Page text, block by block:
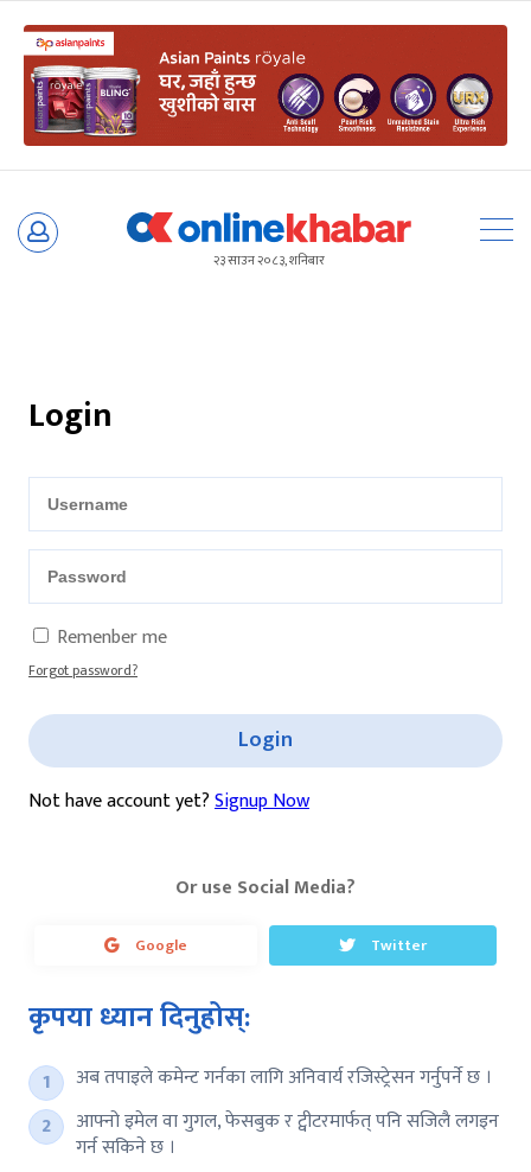
Skip
२३ साउन २०८३, शनिबार
Login
Remenber me
Forgot password?
Login
Not have account yet?Signup Now
Or use Social Media?
Google Twitter
कृपया ध्यान दिनुहोस्:
अब तपाइले कमेन्ट गर्नका लागि अनिवार्य रजिस्ट्रेसन गर्नुपर्ने छ ।
आफ्नो इमेल वा गुगल, फेसबुक र ट्वीटरमार्फत् पनि सजिलै लगइन
गर्न सकिने छ ।